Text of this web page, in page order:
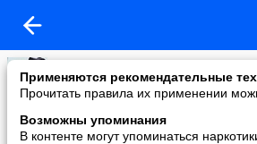
Применяются рекомендательные
Прочитать правила их применении
Возможны упоминания
В контенте могут упоминаться
Будь в тренде
added a photo
06 Mar в 17:30